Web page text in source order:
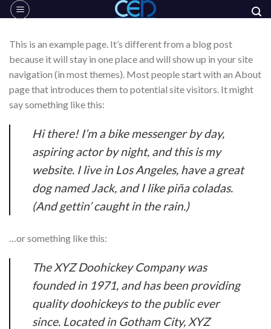
Skip
to
This is an example page. It’s different from a blog post
because it will stay in one place and will show up in your site
navigation (in most themes). Most people start with an About
page that introduces them to potential site visitors. It might
say something like this:
Hi there! I’m a bike messenger by day,
aspiring actor by night, and this is my
website. I live in Los Angeles, have a great
dog named Jack, and I like piña coladas.
(And gettin’ caught in the rain.)
…or something like this:
The XYZ Doohickey Company was
founded in 1971, and has been providing
quality doohickeys to the public ever
since. Located in Gotham City, XYZ